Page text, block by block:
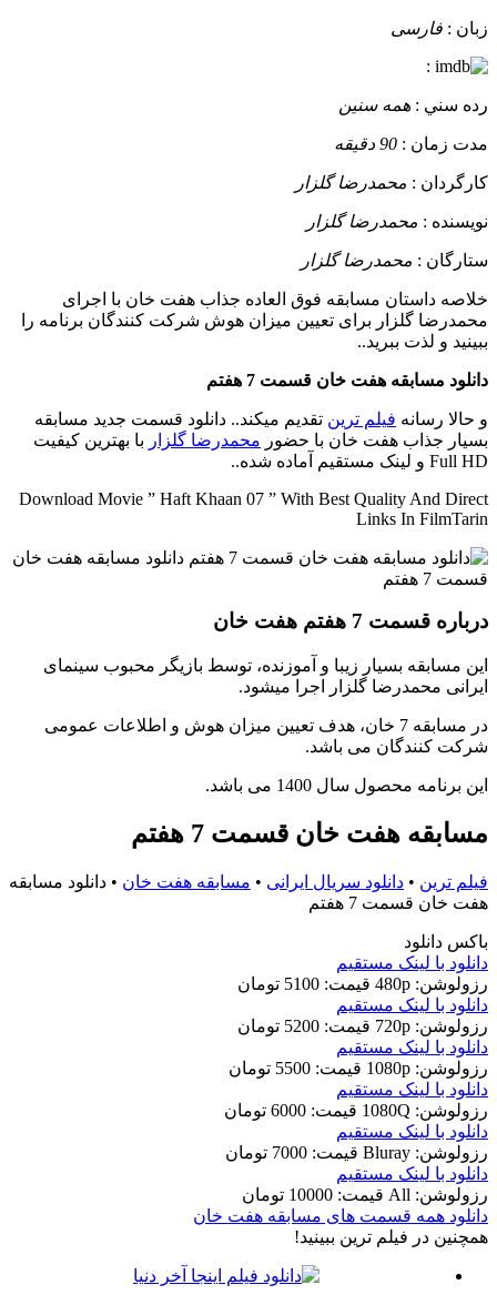
زبان : فارسی
:
رده سني : همه سنین
مدت زمان : 90 دقیقه
کارگردان : محمدرضا گلزار
نويسنده : محمدرضا گلزار
ستارگان : محمدرضا گلزار
خلاصه داستان مسابقه فوق العاده جذاب هفت خان با اجرای
محمدرضا گلزار برای تعیین میزان هوش شرکت کنندگان برنامه را
ببینید و لذت ببرید..
دانلود مسابقه هفت خان قسمت 7 هفتم
و حالا رسانه فیلم ترین تقدیم میکند.. دانلود قسمت جدید مسابقه
بسیار جذاب هفت خان با حضور محمدرضا گلزار با بهترین کیفیت
Full HD و لینک مستقیم آماده شده..
Download Movie ” Haft Khaan 07 ” With Best Quality And Direct
Links In FilmTarin
درباره قسمت 7 هفتم هفت خان
این مسابقه بسیار زیبا و آموزنده، توسط بازیگر محبوب سینمای
ایرانی محمدرضا گلزار اجرا میشود.
در مسابقه 7 خان، هدف تعیین میزان هوش و اطلاعات عمومی
شرکت کنندگان می باشد.
این برنامه محصول سال 1400 می باشد.
مسابقه هفت خان قسمت 7 هفتم
فیلم ترین • دانلود سریال ایرانی • مسابقه هفت خان • دانلود مسابقه
هفت خان قسمت 7 هفتم
باکس دانلود
دانلود با لينک مستقيم
رزولوشن: 480p
قيمت: 5100 تومان
دانلود با لينک مستقيم
رزولوشن: 720p
قيمت: 5200 تومان
دانلود با لينک مستقيم
رزولوشن: 1080p
قيمت: 5500 تومان
دانلود با لينک مستقيم
رزولوشن: 1080Q
قيمت: 6000 تومان
دانلود با لينک مستقيم
رزولوشن: Bluray
قيمت: 7000 تومان
دانلود با لينک مستقيم
رزولوشن: All
قيمت: 10000 تومان
دانلود همه قسمت های مسابقه هفت خان
همچنين در فيلم ترين ببينيد!